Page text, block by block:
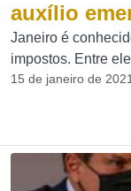
auxílio
Janeiro é
impostos. Entre
15 de janeiro de